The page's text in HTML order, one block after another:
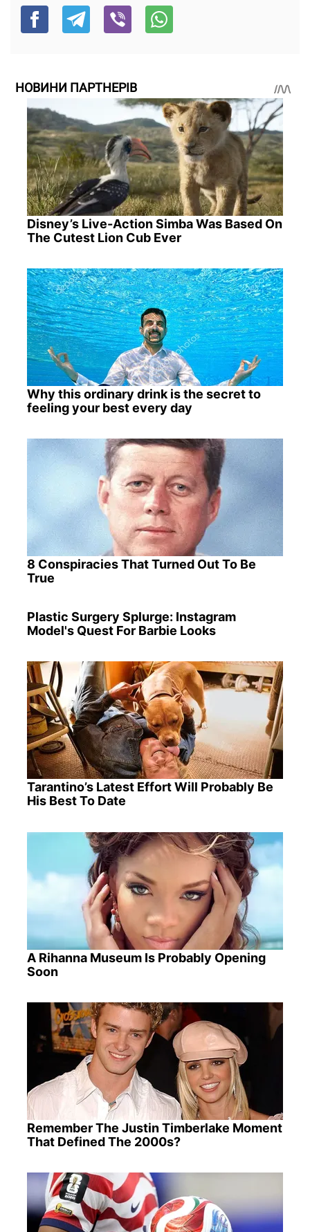
НОВИНИ ПАРТНЕРІВ
Disney’s Live-Action Simba Was Based On
The Cutest Lion Cub Ever
Why this ordinary drink is the secret to
feeling your best every day
8 Conspiracies That Turned Out To Be
True
Plastic Surgery Splurge: Instagram
Model's Quest For Barbie Looks
Tarantino’s Latest Effort Will Probably Be
His Best To Date
A Rihanna Museum Is Probably Opening
Soon
Remember The Justin Timberlake Moment
That Defined The 2000s?